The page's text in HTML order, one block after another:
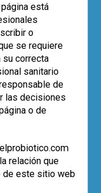
explica que
una enorme
humano. La
que nuestra
sin la
de
nuestro
producto de
forman la
implica que
fruto de la
nuestros
está
o
se requiere
su correcta
sanitario
de
las decisiones
o de
relación que
de este sitio web